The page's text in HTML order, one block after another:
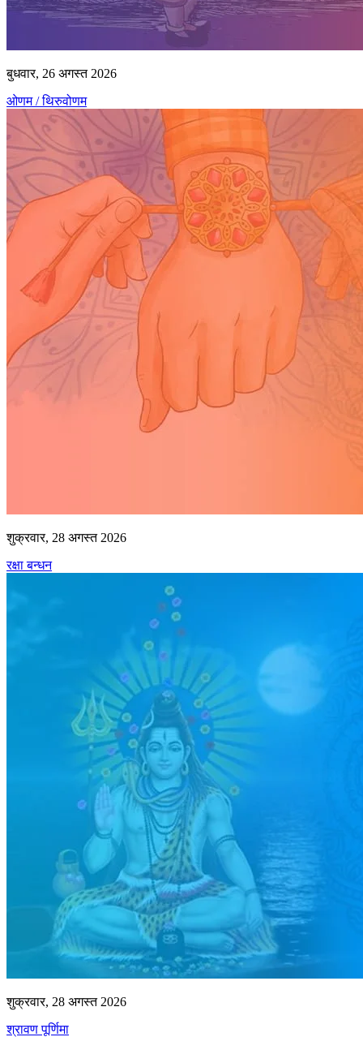
बुधवार, 26 अगस्त 2026
ओणम / थिरुवोणम
शुक्रवार, 28 अगस्त 2026
रक्षा बन्धन
शुक्रवार, 28 अगस्त 2026
श्रावण पूर्णिमा